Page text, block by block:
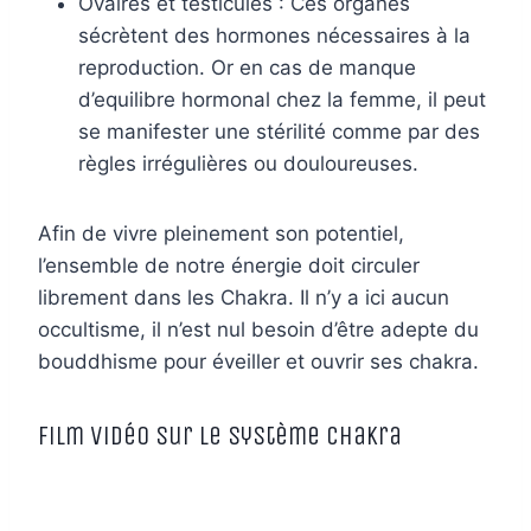
sécrètent des hormones nécessaires à la
reproduction. Or en cas de manque
d’equilibre hormonal chez la femme, il peut
se manifester une stérilité comme par des
règles irrégulières ou douloureuses.
Afin de vivre pleinement son potentiel,
l’ensemble de notre énergie doit circuler
librement dans les Chakra. Il n’y a ici aucun
occultisme, il n’est nul besoin d’être adepte du
bouddhisme pour éveiller et ouvrir ses chakra.
Film vidéo sur le système chakra